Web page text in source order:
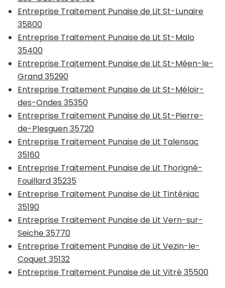
Entreprise Traitement Punaise de Lit St-Lunaire
35800
Entreprise Traitement Punaise de Lit St-Malo
35400
Entreprise Traitement Punaise de Lit St-Méen-le-
Grand 35290
Entreprise Traitement Punaise de Lit St-Méloir-
des-Ondes 35350
Entreprise Traitement Punaise de Lit St-Pierre-
de-Plesguen 35720
Entreprise Traitement Punaise de Lit Talensac
35160
Entreprise Traitement Punaise de Lit Thorigné-
Fouillard 35235
Entreprise Traitement Punaise de Lit Tinténiac
35190
Entreprise Traitement Punaise de Lit Vern-sur-
Seiche 35770
Entreprise Traitement Punaise de Lit Vezin-le-
Coquet 35132
Entreprise Traitement Punaise de Lit Vitré 35500